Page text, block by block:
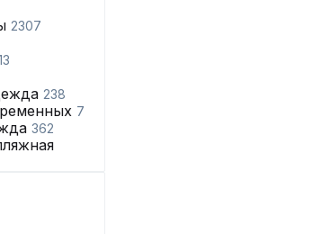
2307
238
7
362